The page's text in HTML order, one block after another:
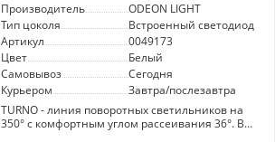
Производитель
ODEON LIGHT
Тип цоколя
Встроенный светодиод
Артикул
0049173
Цвет
Белый
Самовывоз
Сегодня
Курьером
Завтра/послезавтра
TURNO - линия поворотных светильников на
350° с комфортным углом рассеивания 36°. В